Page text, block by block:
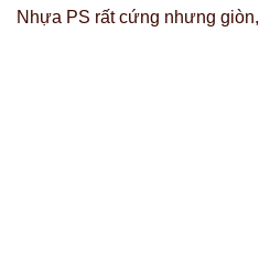
Nhựa PS rất cứng nhưng